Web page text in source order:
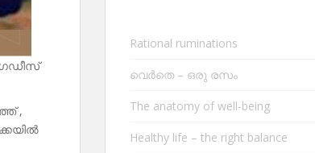
ഗഡീസ്
,
Rational ruminations
വെർതെ – ഒരു രസം
The anatomy of well-being
Healthy life – the right balance